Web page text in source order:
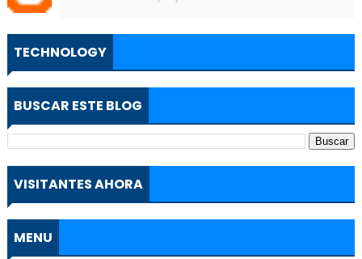
TECHNOLOGY
BUSCAR ESTE BLOG
VISITANTES AHORA
MENU